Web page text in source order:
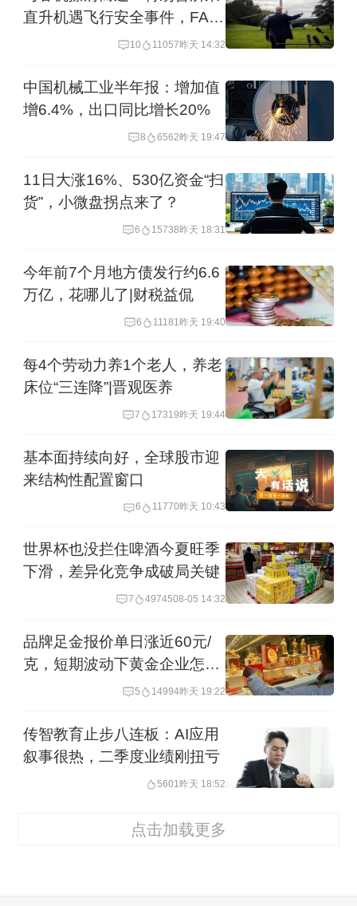
直升机遇飞行安全事件，FAA
10 11057昨天 14:32
中国机械工业半年报：增加值
增6.4%，出口同比增长20%
8 6562昨天 19:47
11日大涨16%、530亿资金“扫
货”，小微盘拐点来了？
6 15738昨天 18:31
今年前7个月地方债发行约6.6
万亿，花哪儿了|财税益侃
6 11181昨天 19:40
每4个劳动力养1个老人，养老
床位“三连降”|晋观医养
7 17319昨天 19:44
基本面持续向好，全球股市迎
来结构性配置窗口
6 11770昨天 10:43
世界杯也没拦住啤酒今夏旺季
下滑，差异化竞争成破局关键
7 4974508-05 14:32
品牌足金报价单日涨近60元/
克，短期波动下黄金企业怎么
5 14994昨天 19:22
传智教育止步八连板：AI应用
叙事很热，二季度业绩刚扭亏
5601昨天 18:52
点击加载更多